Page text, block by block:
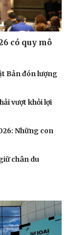
có quy mô
Bản đón lượng
vượt khỏi lợi
Những con
chân du